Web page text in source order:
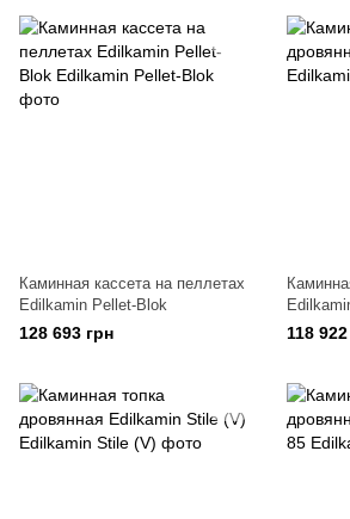
Каминная кассета на пеллетах
Edilkamin Pellet-Blok
128 693 грн 118